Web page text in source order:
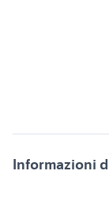
Informazioni